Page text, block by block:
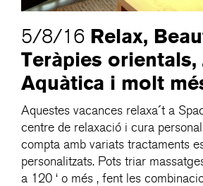
5/8/16 Relax,
Teràpies orientals,
Aquàtica i molt
Aquestes vacances relaxa´t a
centre de relaxació i cura
compta amb variats tractaments
personalitzats. Pots triar
a 120 ‘ o més , fent les